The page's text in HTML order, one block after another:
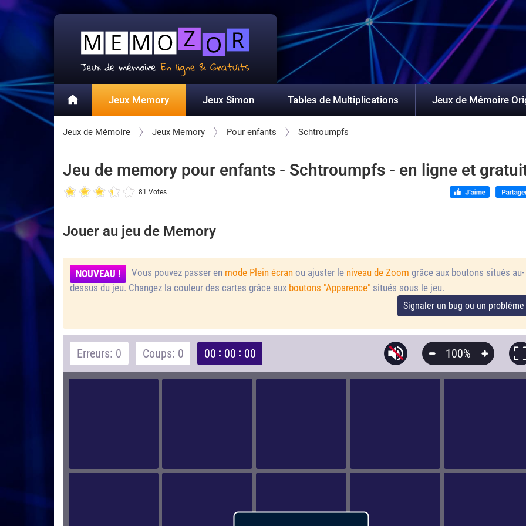
Jeux Memory Jeux Simon Tables de Multiplications Jeux de Mémoire
Jeux de Mémoire Jeux Memory Pour enfants Schtroumpfs
Jeu de memory pour enfants - Schtroumpfs - en ligne et
81 Votes
Jouer au jeu de Memory
NOUVEAU ! Vous pouvez passer en mode Plein écran ou ajuster le niveau de Zoom grâce aux boutons situés au-
dessus du jeu. Changez la couleur des cartes grâce aux boutons "Apparence" situés sous le jeu.
Signaler un bug ou un problème
100%
Erreurs: 0 Coups: 0 00 00 00